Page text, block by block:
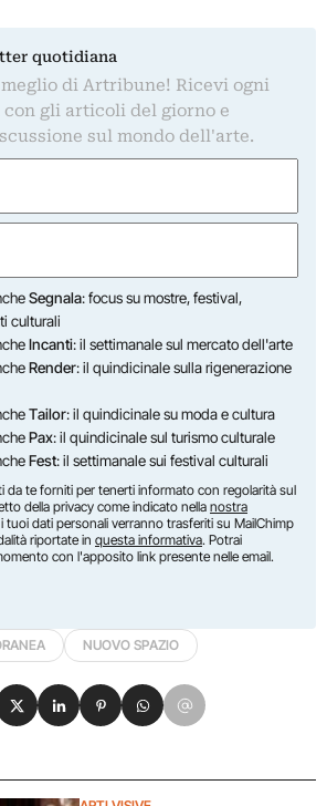
quotidiana
di Artribune! Ricevi ogni
gli articoli del giorno e
sul mondo dell'arte.
Segnala: focus su mostre, festival,
culturali
Incanti: il settimanale sul mercato dell'arte
Render: il quindicinale sulla rigenerazione
Tailor: il quindicinale su moda e cultura
Pax: il quindicinale sul turismo culturale
Fest: il settimanale sui festival culturali
da te forniti per tenerti informato con regolarità sul
della privacy come indicato nella nostra
tuoi dati personali verranno trasferiti su MailChimp
riportate in questa informativa. Potrai
con l'apposito link presente nelle email.
NUOVO SPAZIO
su Facebook
su X
Condividi su LinkedIn
Condividi su Pinterest
Condividi su WhatsApp
Condividi su Email